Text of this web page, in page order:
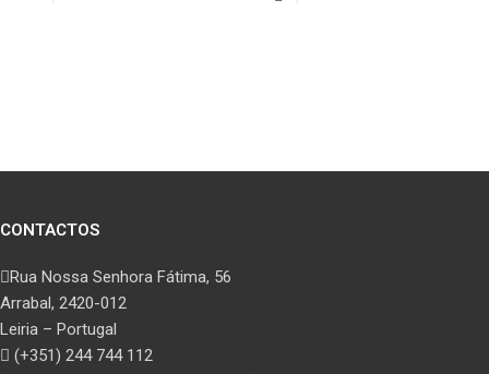
CONTACTOS
Rua Nossa Senhora Fátima, 56
Arrabal, 2420-012
Leiria – Portugal
(+351) 244 744 112